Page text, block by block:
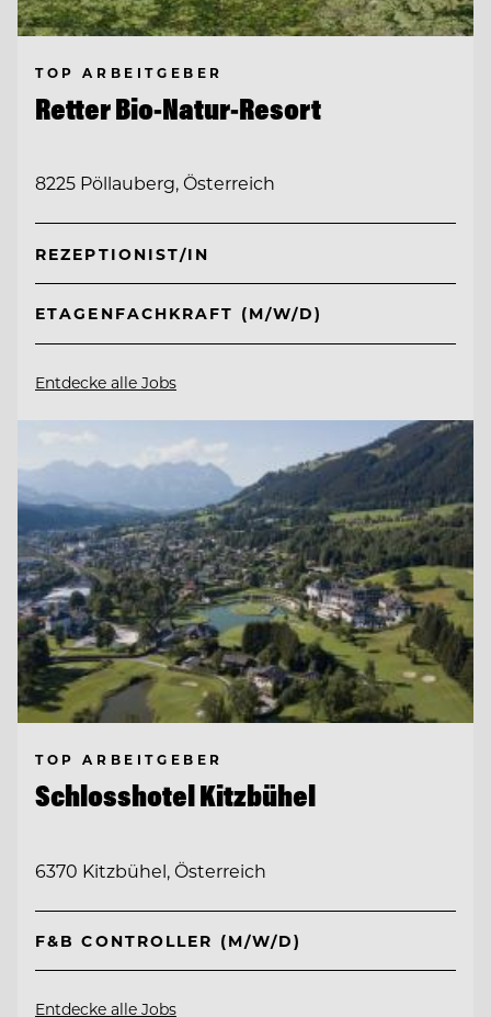
TOP ARBEITGEBER
Retter Bio-Natur-Resort
8225 Pöllauberg, Österreich
REZEPTIONIST/IN
ETAGENFACHKRAFT (M/W/D)
Entdecke alle Jobs
TOP ARBEITGEBER
Schlosshotel Kitzbühel
6370 Kitzbühel, Österreich
F&B CONTROLLER (M/W/D)
Entdecke alle Jobs